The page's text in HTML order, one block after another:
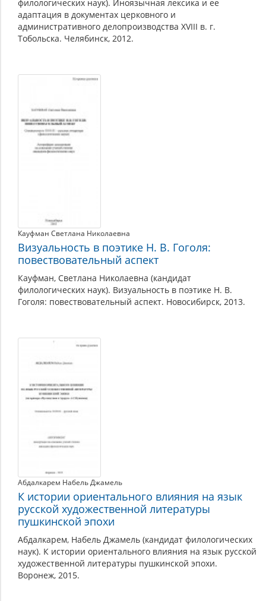
филологических наук). Иноязычная лексика и ее
адаптация в документах церковного и
административного делопроизводства XVIII в. г.
Тобольска. Челябинск, 2012.
Кауфман Светлана Николаевна
Визуальность в поэтике Н. В. Гоголя:
повествовательный аспект
Кауфман, Светлана Николаевна (кандидат
филологических наук). Визуальность в поэтике Н. В.
Гоголя: повествовательный аспект. Новосибирск, 2013.
Абдалкарем Набель Джамель
К истории ориентального влияния на язык
русской художественной литературы
пушкинской эпохи
Абдалкарем, Набель Джамель (кандидат филологических
наук). К истории ориентального влияния на язык русской
художественной литературы пушкинской эпохи.
Воронеж, 2015.